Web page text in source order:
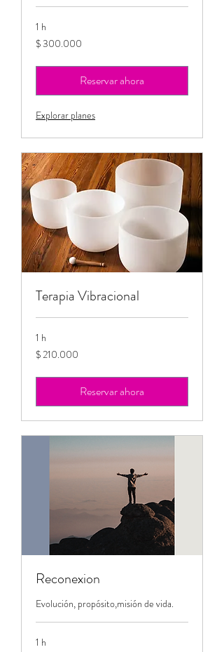
1 h
300.000
pesos
$ 300.000
Reservar ahora
Explorar planes
Terapia Vibracional
1 h
210.000
pesos
$ 210.000
Reservar ahora
Reconexion
Evolución, propósito,misión de vida.
1 h